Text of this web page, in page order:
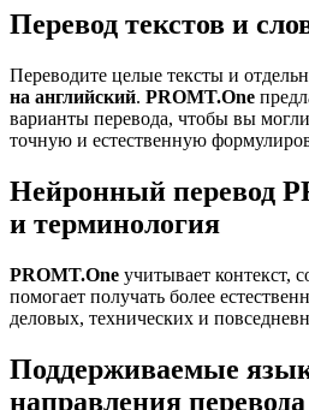
Перевод текстов и
Переводите целые тексты и
на английский. PROMT.One
варианты перевода, чтобы вы
точную и естественную
Нейронный перевод
и терминология
PROMT.One учитывает контекст,
помогает получать более
деловых, технических и
Поддерживаемые
направления перевода